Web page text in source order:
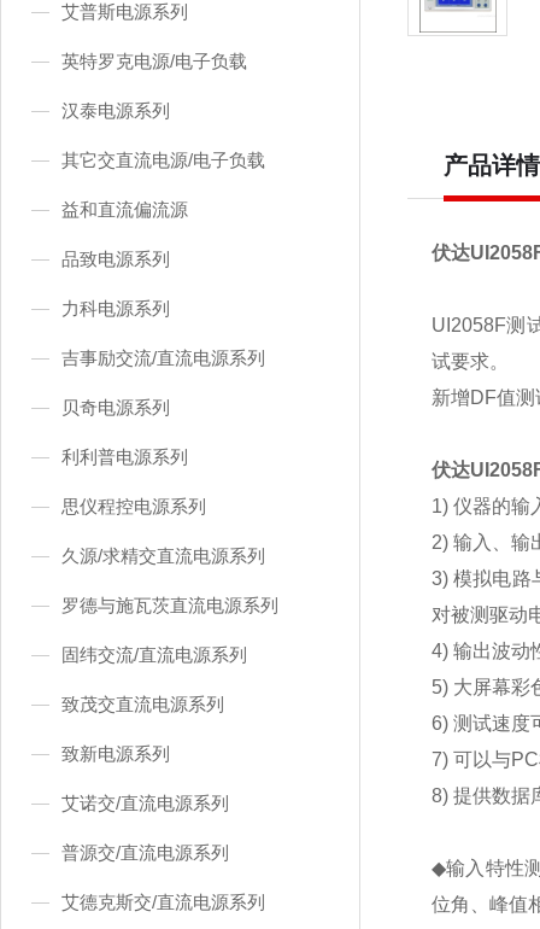
艾普斯电源系列
英特罗克电源/电子负载
汉泰电源系列
其它交直流电源/电子负载
益和直流偏流源
品致电源系列
力科电源系列
吉事励交流/直流电源系列
贝奇电源系列
利利普电源系列
思仪程控电源系列
久源/求精交直流电源系列
罗德与施瓦茨直流电源系列
固纬交流/直流电源系列
致茂交直流电源系列
致新电源系列
艾诺交/直流电源系列
普源交/直流电源系列
艾德克斯交/直流电源系列
产品详情
伏达
UI2058F测
试要求。
新增DF值测
伏达
1) 仪器的输
2) 输入、输
3)模拟电路
对被测驱动
4) 输出波动
5) 大屏幕彩
6) 测试速度
7) 可以与PC
8) 提供数据
◆输入特性
位角、峰值